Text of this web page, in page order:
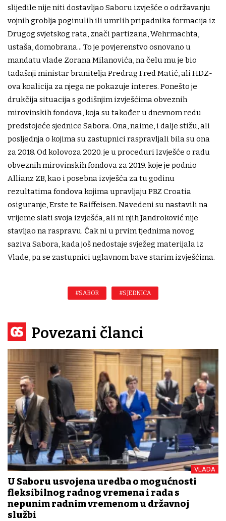
slijedile nije niti dostavljao Saboru izvješće o održavanju
vojnih groblja poginulih ili umrlih pripadnika formacija iz
Drugog svjetskog rata, znači partizana, Wehrmachta,
ustaša, domobrana... To je povjerenstvo osnovano u
mandatu vlade Zorana Milanovića, na čelu mu je bio
tadašnji ministar branitelja Predrag Fred Matić, ali HDZ-
ova koalicija za njega ne pokazuje interes. Ponešto je
drukčija situacija s godišnjim izvješćima obveznih
mirovinskih fondova, koja su također u dnevnom redu
predstojeće sjednice Sabora. Ona, naime, i dalje stižu, ali
posljednja o kojima su zastupnici raspravljali bila su ona
za 2018. Od kolovoza 2020. je u proceduri Izvješće o radu
obveznih mirovinskih fondova za 2019. koje je podnio
Allianz ZB, kao i posebna izvješća za tu godinu
rezultatima fondova kojima upravljaju PBZ Croatia
osiguranje, Erste te Raiffeisen. Navedeni su nastavili na
vrijeme slati svoja izvješća, ali ni njih Jandroković nije
stavljao na raspravu. Čak ni u prvim tjednima novog
saziva Sabora, kada još nedostaje svježeg materijala iz
Vlade, pa se zastupnici uglavnom bave starim izvješćima.
#SABOR #SJEDNICA
Povezani članci
VLADA
U Saboru usvojena uredba o mogućnosti
fleksibilnog radnog vremena i rada s
nepunim radnim vremenom u državnoj
službi